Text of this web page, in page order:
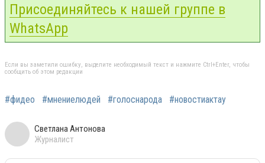
Присоединяйтесь к нашей группе в
WhatsApp
Если вы заметили ошибку, выделите необходимый текст и нажмите Ctrl+Enter, чтобы
сообщить об этом редакции
#фидео #мнениелюдей #голоснарода #новостиактау
Светлана Антонова
Журналист